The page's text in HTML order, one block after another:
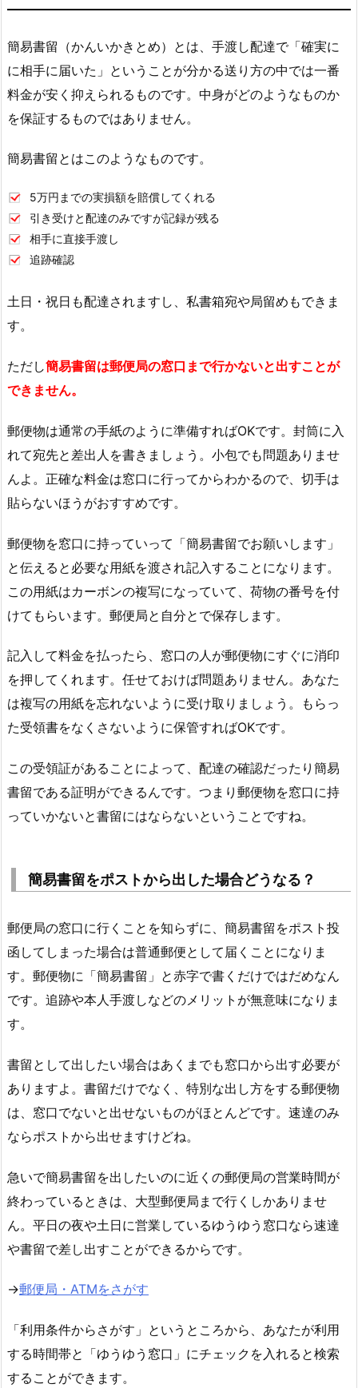
簡易書留（かんいかきとめ）とは、手渡し配達で「確実に
に相手に届いた」ということが分かる送り方の中では一番
料金が安く抑えられるものです。中身がどのようなものか
を保証するものではありません。
簡易書留とはこのようなものです。
5万円までの実損額を賠償してくれる
引き受けと配達のみですが記録が残る
相手に直接手渡し
追跡確認
土日・祝日も配達されますし、私書箱宛や局留めもできま
す。
ただし簡易書留は郵便局の窓口まで行かないと出すことが
できません。
郵便物は通常の手紙のように準備すればOKです。封筒に入
れて宛先と差出人を書きましょう。小包でも問題ありませ
んよ。正確な料金は窓口に行ってからわかるので、切手は
貼らないほうがおすすめです。
郵便物を窓口に持っていって「簡易書留でお願いします」
と伝えると必要な用紙を渡され記入することになります。
この用紙はカーボンの複写になっていて、荷物の番号を付
けてもらいます。郵便局と自分とで保存します。
記入して料金を払ったら、窓口の人が郵便物にすぐに消印
を押してくれます。任せておけば問題ありません。あなた
は複写の用紙を忘れないように受け取りましょう。もらっ
た受領書をなくさないように保管すればOKです。
この受領証があることによって、配達の確認だったり簡易
書留である証明ができるんです。つまり郵便物を窓口に持
っていかないと書留にはならないということですね。
簡易書留をポストから出した場合どうなる？
郵便局の窓口に行くことを知らずに、 簡易書留をポスト投
函してしまった場合は普通郵便として届く ことになりま
す。 郵便物に「簡易書留」と赤字で書くだけではだめなん
です。追跡や本人手渡しなどのメリットが無意味になりま
す。
書留として出したい場合はあくまでも窓口から出す必要が
ありますよ。書留だけでなく、特別な出し方をする郵便物
は、窓口でないと出せないものがほとんどです。速達のみ
ならポストから出せますけどね。
急いで簡易書留を出したいのに近くの郵便局の営業時間が
終わっているときは、大型郵便局まで行くしかありませ
ん。平日の夜や土日に営業しているゆうゆう窓口なら速達
や書留で差し出すことができるからです。
→郵便局・ATMをさがす
「利用条件からさがす」というところから、あなたが利用
する時間帯と「ゆうゆう窓口」にチェックを入れると検索
することができます。